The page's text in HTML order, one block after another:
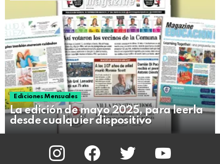
Ediciones Mensuales
La edición de mayo 2025, para leerla
desde cualquier dispositivo
instagram facebook twitter youtube